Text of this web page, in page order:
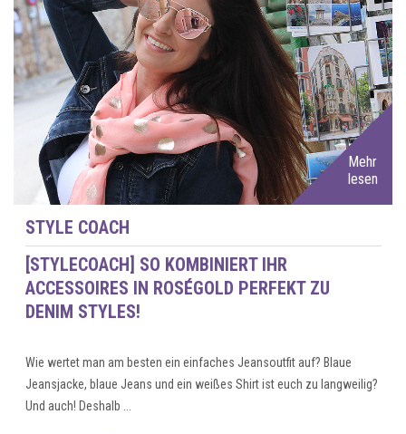
Mehr
lesen
STYLE COACH
[STYLECOACH] SO KOMBINIERT IHR
ACCESSOIRES IN ROSÉGOLD PERFEKT ZU
DENIM STYLES!
Wie wertet man am besten ein einfaches Jeansoutfit auf? Blaue
Jeansjacke, blaue Jeans und ein weißes Shirt ist euch zu langweilig?
Und auch! Deshalb ...